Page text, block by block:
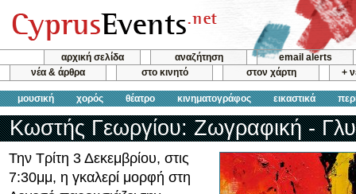
αρχική σελίδα αναζήτηση
email alerts
νέα & άρθρα
στο κινητό στον χάρτη +
μουσική χορός θέατρο κινηματογράφος εικαστικά
Κωστής Γεωργίου: Ζωγραφική -
Την Τρίτη 3 Δεκεμβρίου, στις
7:30μμ, η γκαλερί μορφή στη